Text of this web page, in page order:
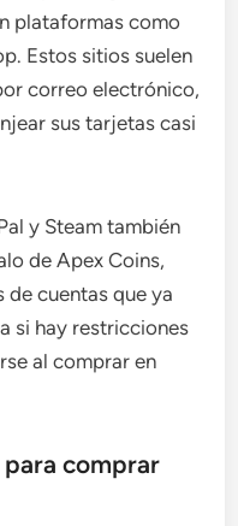
plataformas como
Estos sitios suelen
correo electrónico,
sus tarjetas casi
y Steam también
de Apex Coins,
cuentas que ya
si hay restricciones
al comprar en
comprar